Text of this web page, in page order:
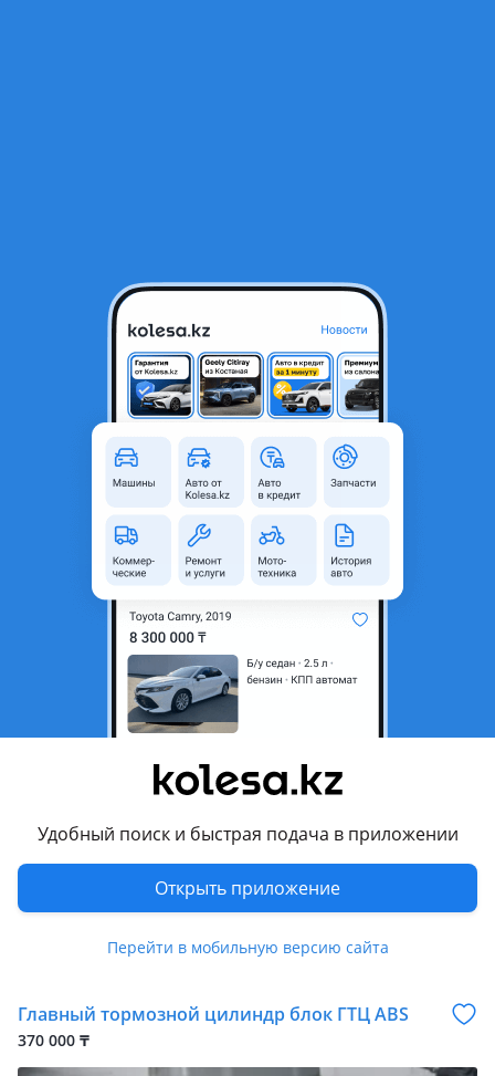
Удобный поиск и быстрая подача в приложении
Открыть приложение
Перейти в мобильную версию сайта
14802
Блок Абс Бмв Е39 002 с гарантией!
1
BMW 530 2000 - 2004 E39 рестайлинг
Вы можете купить блока абс 002 с гарантией.
Алматы
672 14
Главный тормозной цилиндр блок ГТЦ ABS
370 000 ₸